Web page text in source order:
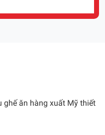
ghế ăn hàng xuất Mỹ thiết